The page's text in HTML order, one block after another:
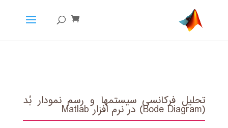
تحلیل فرکانسی سیستم‏ها و رسم نمودار بُد
(Bode Diagram) در نرم افزار Matlab